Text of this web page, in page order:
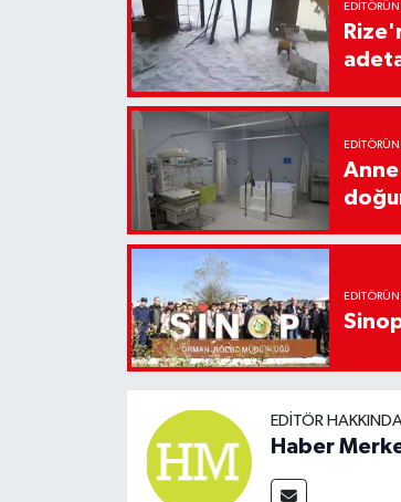
EDITÖRÜN
EDITÖRÜN
Anne
EDITÖRÜN
EDITÖR
Haber